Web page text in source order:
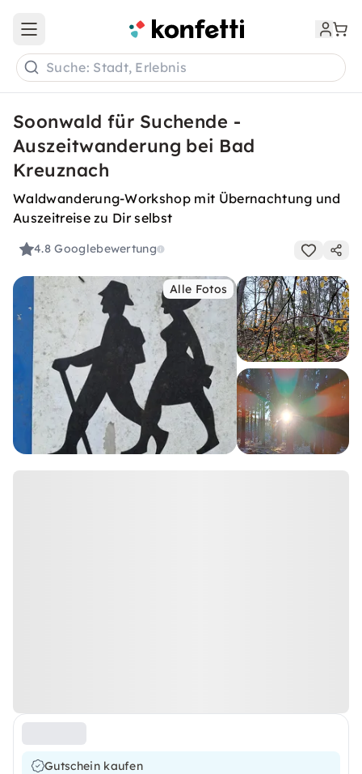
Open main menu
Suche: Stadt, Erlebnis
Soonwald für Suchende -
Auszeitwanderung bei Bad
Kreuznach
Waldwanderung-Workshop mit Übernachtung und
Auszeitreise zu Dir selbst
4.8Googlebewertung
Alle Fotos
Gutschein kaufen